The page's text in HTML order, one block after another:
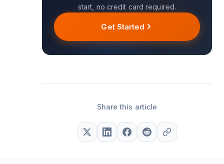
start, no credit card required.
Get Started
Share this article